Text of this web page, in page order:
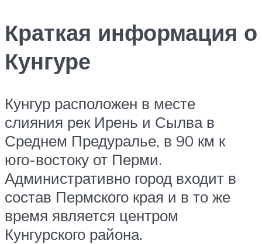
Краткая информация о
Кунгуре
Кунгур расположен в месте
слияния рек Ирень и Сылва в
Среднем Предуралье, в 90 км к
юго-востоку от Перми.
Административно город входит в
состав Пермского края и в то же
время является центром
Кунгурского района.